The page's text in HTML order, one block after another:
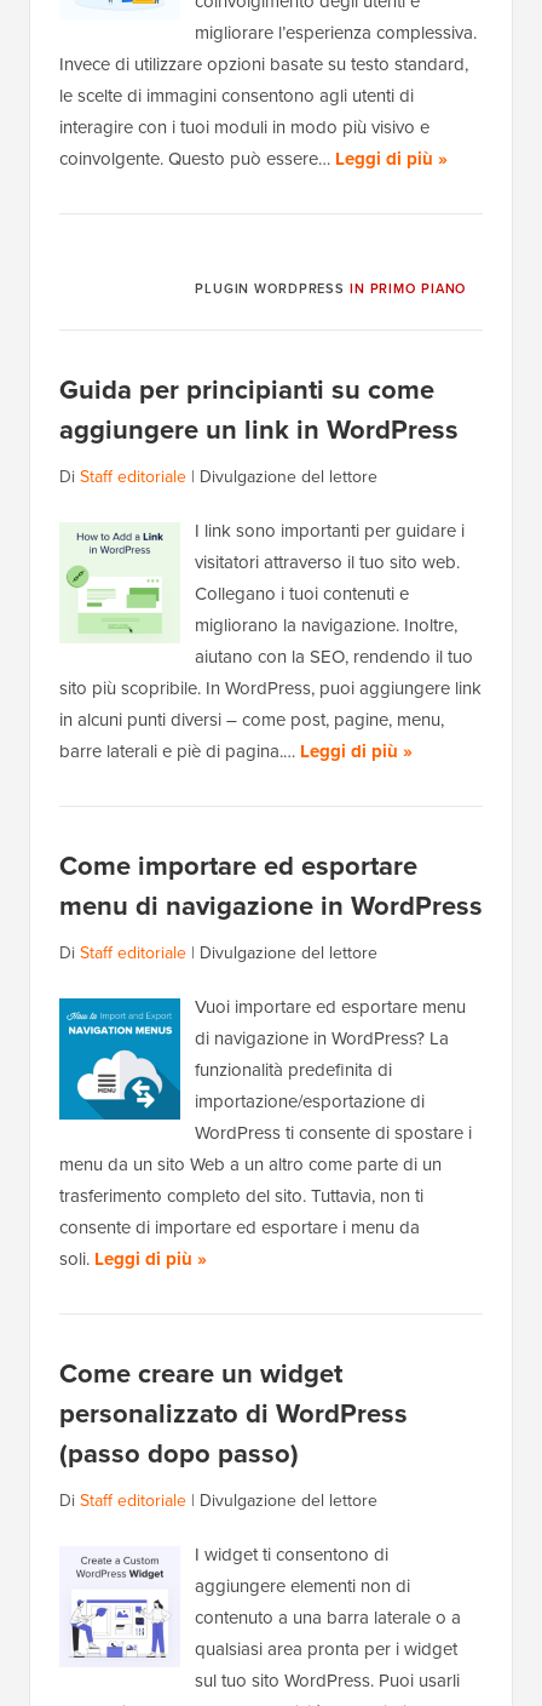
migliorare l’esperienza complessiva.
Invece di utilizzare opzioni basate su testo standard,
le scelte di immagini consentono agli utenti di
interagire con i tuoi moduli in modo più visivo e
coinvolgente. Questo può essere… Leggi di più »
PLUGIN WORDPRESS IN PRIMO PIANO
Guida per principianti su come
aggiungere un link in WordPress
DiStaff editoriale | Divulgazione del lettore
I link sono importanti per guidare i
visitatori attraverso il tuo sito web.
Collegano i tuoi contenuti e
migliorano la navigazione. Inoltre,
aiutano con la SEO, rendendo il tuo
sito più scopribile. In WordPress, puoi aggiungere link
in alcuni punti diversi – come post, pagine, menu,
barre laterali e piè di pagina.… Leggi di più »
Come importare ed esportare
menu di navigazione in WordPress
DiStaff editoriale | Divulgazione del lettore
Vuoi importare ed esportare menu
di navigazione in WordPress? La
funzionalità predefinita di
importazione/esportazione di
WordPress ti consente di spostare i
menu da un sito Web a un altro come parte di un
trasferimento completo del sito. Tuttavia, non ti
consente di importare ed esportare i menu da
soli. Leggi di più »
Come creare un widget
personalizzato di WordPress
(passo dopo passo)
DiStaff editoriale | Divulgazione del lettore
I widget ti consentono di
aggiungere elementi non di
contenuto a una barra laterale o a
qualsiasi area pronta per i widget
sul tuo sito WordPress. Puoi usarli